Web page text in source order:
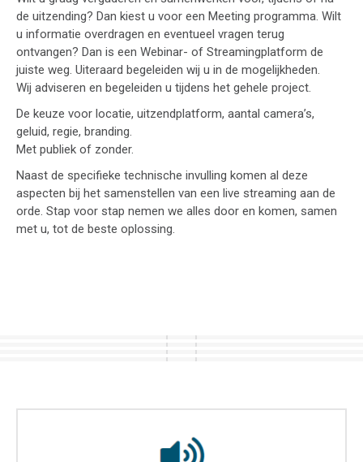
de uitzending? Dan kiest u voor een Meeting programma. Wilt
u informatie overdragen en eventueel vragen terug
ontvangen? Dan is een Webinar- of Streamingplatform de
juiste weg. Uiteraard begeleiden wij u in de mogelijkheden.
Wij adviseren en begeleiden u tijdens het gehele project.
De keuze voor locatie, uitzendplatform, aantal camera’s,
geluid, regie, branding.
Met publiek of zonder.
Naast de specifieke technische invulling komen al deze
aspecten bij het samenstellen van een live streaming aan de
orde. Stap voor stap nemen we alles door en komen, samen
met u, tot de beste oplossing.